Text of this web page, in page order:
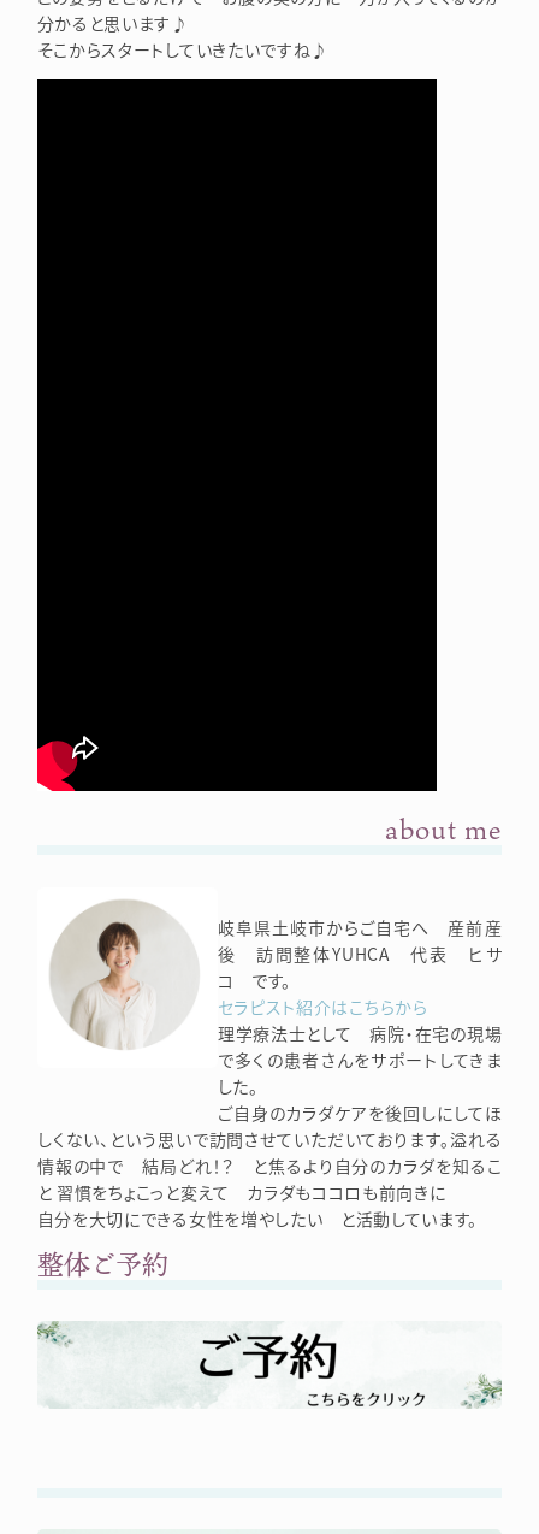
分かると思います♪
そこからスタートしていきたいですね♪
about me
岐阜県土岐市からご自宅へ 産前産
後 訪問整体YUHCA 代表 ヒサ
コ です。
セラピスト紹介はこちらから
理学療法士として 病院・在宅の現場
で多くの患者さんをサポートしてきま
した。
ご自身のカラダケアを後回しにしてほ
しくない、という思いで訪問させていただいております。溢れる
情報の中で 結局どれ！？ と焦るより自分のカラダを知るこ
と 習慣をちょこっと変えて カラダもココロも前向きに
自分を大切にできる女性を増やしたい と活動しています。
整体ご予約